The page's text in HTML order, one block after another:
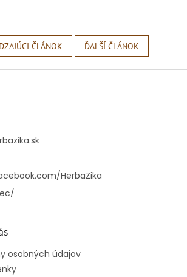
ČLÁNOK ĎALŠÍ ČLÁNOK
HerbaZika
osobných údajov